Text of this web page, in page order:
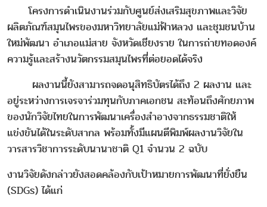
โครงการดำเนินงานร่วมกับศูนย์ส่งเสริมสุขภาพและวิจัย
ผลิตภัณฑ์สมุนไพรของมหาวิทยาลัยแม่ฟ้าหลวง และชุมชนบ้าน
ใหม่พัฒนา อำเภอแม่สาย จังหวัดเชียงราย ในการถ่ายทอดองค์
ความรู้และสร้างนวัตกรรมสมุนไพรที่ต่อยอดได้จริง
ผลงานนี้ยังสามารถจดอนุสิทธิบัตรได้ถึง 2 ผลงาน และ
อยู่ระหว่างการเจรจาร่วมทุนกับภาคเอกชน สะท้อนถึงศักยภาพ
ของนักวิจัยไทยในการพัฒนาเครื่องสำอางจากธรรมชาติให้
แข่งขันได้ในระดับสากล พร้อมทั้งมีแผนตีพิมพ์ผลงานวิจัยใน
วารสารวิชาการระดับนานาชาติ Q1 จำนวน 2 ฉบับ
งานวิจัยดังกล่าวยังสอดคล้องกับเป้าหมายการพัฒนาที่ยั่งยืน
(SDGs) ได้แก่